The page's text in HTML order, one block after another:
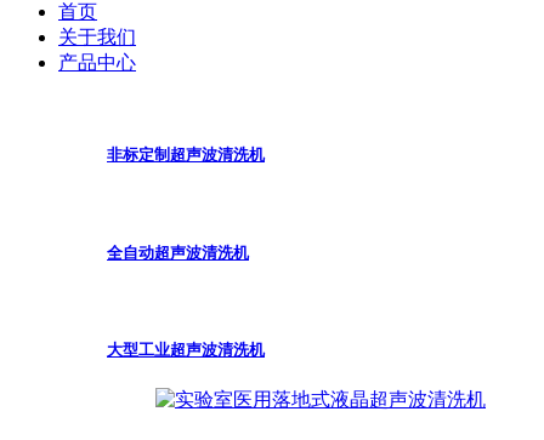
首页
关于我们
产品中心
非标定制超声波清洗机
全自动超声波清洗机
大型工业超声波清洗机